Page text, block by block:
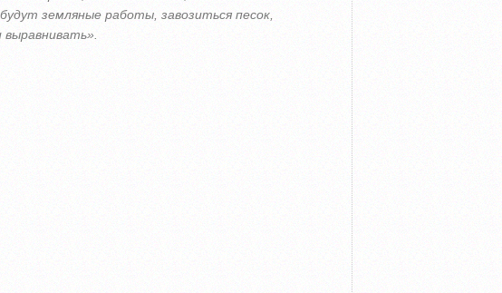
земляные работы, завозиться песок,